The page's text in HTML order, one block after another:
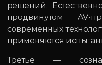
решений.
продвинутом AV-
современных
применяются
Третье —